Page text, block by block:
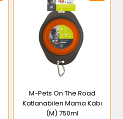
M-Pets On The Road
Katlanabilen Mama Kabı
(M) 750ml